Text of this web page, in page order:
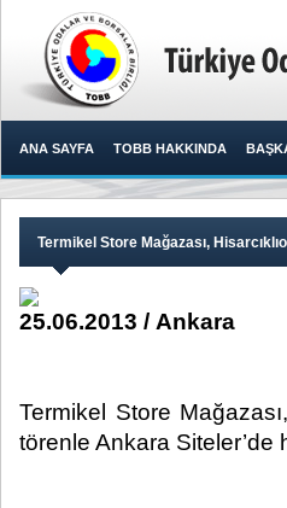
ANA SAYFA TOBB HAKKINDA
​Termikel Store Mağazası,
25.06.2013 / Ankara
Termikel Store
törenle Ankara Siteler’de